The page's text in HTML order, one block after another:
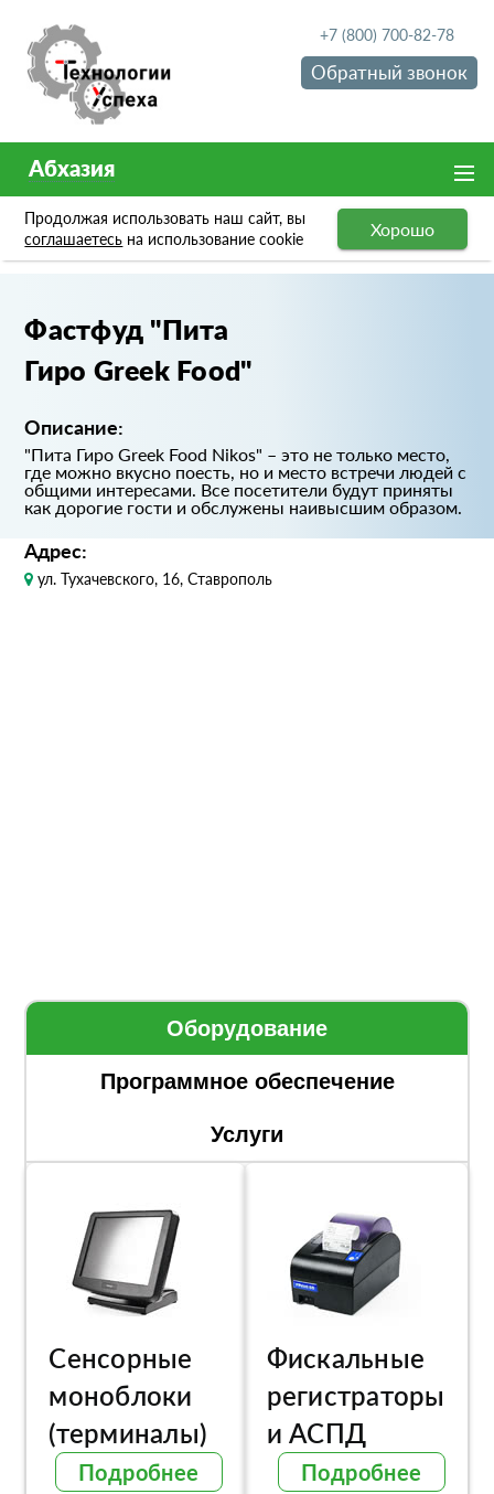
+7 (800) 700-82-78
Обратный звонок
Абхазия
Продолжая использовать наш сайт, вы
соглашаетесь на использование cookie Хорошо
Портфолио Фастфуд "Пита Гиро Greek Food"
Фастфуд "Пита
Гиро Greek Food"
Описание:
"Пита Гиро Greek Food Nikos" – это не только место,
где можно вкусно поесть, но и место встречи людей с
общими интересами. Все посетители будут приняты
как дорогие гости и обслужены наивысшим образом.
Адрес:
ул. Тухачевского, 16, Ставрополь
Оборудование
Программное обеспечение
Услуги
Сенсорные
моноблоки
(терминалы)
Подробнее
Фискальные
регистраторы
и АСПД
Подробнее